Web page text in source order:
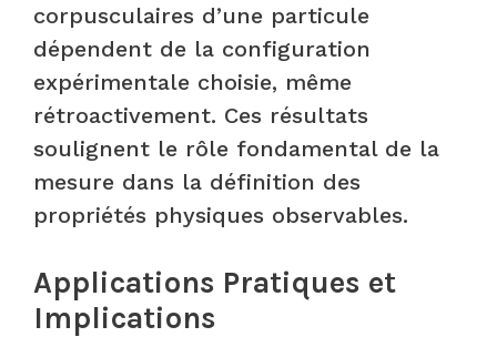
corpusculaires d’une particule
dépendent de la configuration
expérimentale choisie, même
rétroactivement. Ces résultats
soulignent le rôle fondamental de la
mesure dans la définition des
propriétés physiques observables.
Applications Pratiques et
Implications